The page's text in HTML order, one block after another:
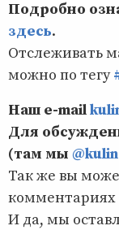
Подробно
здесь.
Отслеживать
можно по тегу
Наш e-mail
Для
(там мы
Так же вы
И да, мы